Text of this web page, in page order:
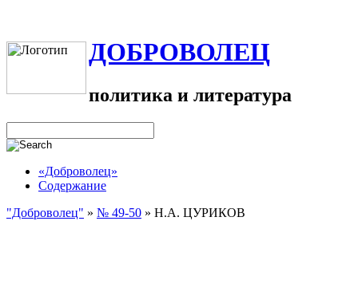
ДОБРОВОЛЕЦ
политика и литература
«Доброволец»
Содержание
"Доброволец" » № 49-50 » H.А. ЦУРИКОВ